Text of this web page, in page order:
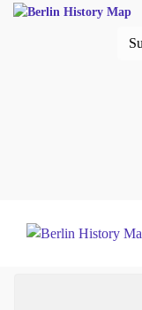
Zum Hauptinhalt springen